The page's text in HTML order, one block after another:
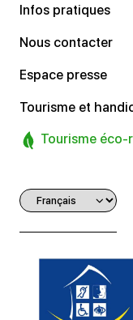
Infos pratiques
Nous contacter
Espace presse
Tourisme et
Tourisme éco-